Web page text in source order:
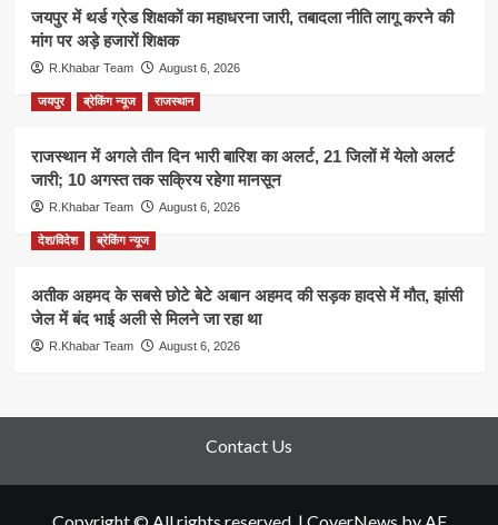
जयपुर में थर्ड ग्रेड शिक्षकों का महाधरना जारी, तबादला नीति लागू करने की
मांग पर अड़े हजारों शिक्षक
R.Khabar Team August 6, 2026
जयपुर ब्रेकिंग न्यूज राजस्थान
राजस्थान में अगले तीन दिन भारी बारिश का अलर्ट, 21 जिलों में येलो अलर्ट
जारी; 10 अगस्त तक सक्रिय रहेगा मानसून
R.Khabar Team August 6, 2026
देश/विदेश ब्रेकिंग न्यूज
अतीक अहमद के सबसे छोटे बेटे अबान अहमद की सड़क हादसे में मौत, झांसी
जेल में बंद भाई अली से मिलने जा रहा था
R.Khabar Team August 6, 2026
Contact Us